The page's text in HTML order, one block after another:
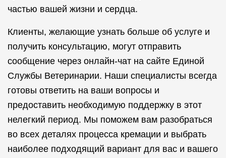
частью вашей жизни и сердца.
Клиенты, желающие узнать больше об услуге и
получить консультацию, могут отправить
сообщение через онлайн-чат на сайте Единой
Службы Ветеринарии. Наши специалисты всегда
готовы ответить на ваши вопросы и
предоставить необходимую поддержку в этот
нелегкий период. Мы поможем вам разобраться
во всех деталях процесса кремации и выбрать
наиболее подходящий вариант для вас и вашего